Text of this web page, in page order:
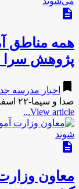
description
همه مناطق
پژوهش سرا
bookmark اخبار مدرسه
صدا و سیما-۲۲ اسفند ۱۳۹۴ خبر جدید ورزشی
View article...
description
معاون